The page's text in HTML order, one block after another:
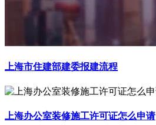
上海市住建部建委报建流程
上海办公室装修施工许可证怎么申请